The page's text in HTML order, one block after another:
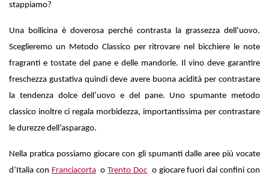
stappiamo?
Una bollicina è doverosa perché contrasta la grassezza dell’uovo.
Sceglieremo un Metodo Classico per ritrovare nel bicchiere le note
fragranti e tostate del pane e delle mandorle. Il vino deve garantire
freschezza gustativa quindi deve avere buona acidità per contrastare
la tendenza dolce dell’uovo e del pane. Uno spumante metodo
classico inoltre ci regala morbidezza, importantissima per contrastare
le durezze dell’asparago.
Nella pratica possiamo giocare con gli spumanti dalle aree più vocate
d’Italia con FranciacortaoTrento Doc o giocare fuori dai confini con